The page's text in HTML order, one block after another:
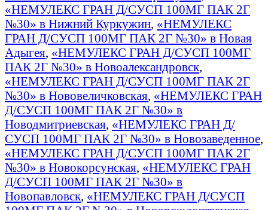
«НЕМУЛЕКС ГРАН Д/СУСП 100МГ ПАК 2Г
№30» в Нижний Куркужин, «НЕМУЛЕКС
ГРАН Д/СУСП 100МГ ПАК 2Г №30» в Новая
Адыгея, «НЕМУЛЕКС ГРАН Д/СУСП 100МГ
ПАК 2Г №30» в Новоалександровск,
«НЕМУЛЕКС ГРАН Д/СУСП 100МГ ПАК 2Г
№30» в Нововеличковская, «НЕМУЛЕКС ГРАН
Д/СУСП 100МГ ПАК 2Г №30» в
Новодмитриевская, «НЕМУЛЕКС ГРАН Д/
СУСП 100МГ ПАК 2Г №30» в Новозаведенное,
«НЕМУЛЕКС ГРАН Д/СУСП 100МГ ПАК 2Г
№30» в Новокорсунская, «НЕМУЛЕКС ГРАН
Д/СУСП 100МГ ПАК 2Г №30» в
Новопавловск, «НЕМУЛЕКС ГРАН Д/СУСП